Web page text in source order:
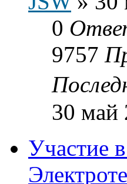
0
9757
30 май
Участие